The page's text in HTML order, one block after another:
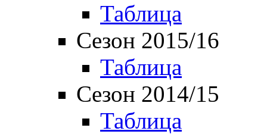
Таблица
Сезон 2015/16
Таблица
Сезон 2014/15
Таблица